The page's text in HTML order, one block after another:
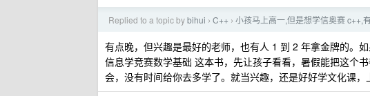
Replied to a topic bybihui › C++ › 小孩马上高一,但是想学信奥赛 c++,
有点晚，但兴趣是最好的老师，也有人 1 到 2 年拿金牌的。
信息学竞赛数学基础 这本书，先让孩子看看，暑假能把这个
会，没有时间给你去多学了。就当兴趣，还是好好学文化课，